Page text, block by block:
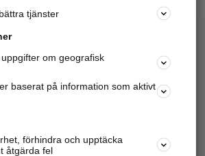
Marknadsför företaget
Kom igång och annonsera mot
samarbetspartners nära dig.
Populära sökningar
tjänster
om geografisk
baserat på information som aktivt
förhindra och upptäcka
åtgärda fel